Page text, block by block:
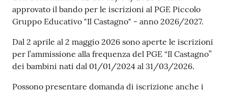
approvato il bando per le iscrizioni al PGE Piccolo
Gruppo Educativo "Il Castagno" - anno 2026/2027.
Dal 2 aprile al 2 maggio 2026 sono aperte le iscrizioni
per l’ammissione alla frequenza del PGE “Il Castagno”
dei bambini nati dal 01/01/2024 al 31/03/2026.
Possono presentare domanda di iscrizione anche i